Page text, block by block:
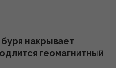
инцидент с
– опрос
накрывает
геомагнитный